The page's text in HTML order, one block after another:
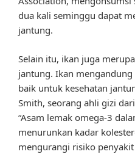
dua kali seminggu dapat
jantung.
Selain itu, ikan juga
jantung. Ikan
baik untuk kesehatan
Smith, seorang ahli gizi
“Asam lemak omega-3
menurunkan kadar
mengurangi risiko penyakit